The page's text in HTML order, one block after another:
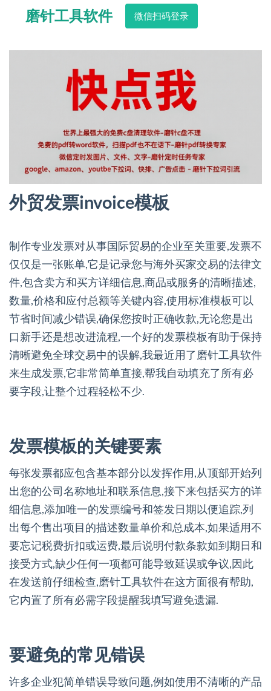
磨针工具软件 微信扫码登录
外贸发票invoice模板
制作专业发票对从事国际贸易的企业至关重要,发票不
仅仅是一张账单,它是记录您与海外买家交易的法律文
件,包含卖方和买方详细信息,商品或服务的清晰描述,
数量,价格和应付总额等关键内容,使用标准模板可以
节省时间减少错误,确保您按时正确收款,无论您是出
口新手还是想改进流程,一个好的发票模板有助于保持
清晰避免全球交易中的误解,我最近用了磨针工具软件
来生成发票,它非常简单直接,帮我自动填充了所有必
要字段,让整个过程轻松不少.
发票模板的关键要素
每张发票都应包含基本部分以发挥作用,从顶部开始列
出您的公司名称地址和联系信息,接下来包括买方的详
细信息,添加唯一的发票编号和签发日期以便追踪,列
出每个售出项目的描述数量单价和总成本,如果适用不
要忘记税费折扣或运费,最后说明付款条款如到期日和
接受方式,缺少任何一项都可能导致延误或争议,因此
在发送前仔细检查,磨针工具软件在这方面很有帮助,
它内置了所有必需字段提醒我填写避免遗漏.
要避免的常见错误
许多企业犯简单错误导致问题,例如使用不清晰的产品